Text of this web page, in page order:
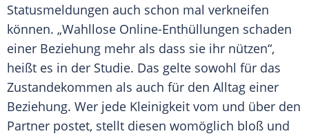
Statusmeldungen auch schon mal verkneifen
können. „Wahllose Online-Enthüllungen schaden
einer Beziehung mehr als dass sie ihr nützen“,
heißt es in der Studie. Das gelte sowohl für das
Zustandekommen als auch für den Alltag einer
Beziehung. Wer jede Kleinigkeit vom und über den
Partner postet, stellt diesen womöglich bloß und